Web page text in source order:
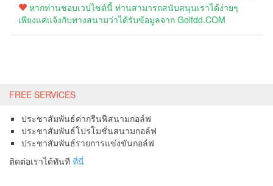
หากท่านชอบเวปไซต์นี้ ท่านสามารถสนับสนุนเราได้ง่ายๆ
เพียงแค่แจ้งกับทางสนามว่าได้รับข้อมูลจาก Golfdd.COM
FREE SERVICES
ประชาสัมพันธ์ค่ากรีนฟีสนามกอล์ฟ
ประชาสัมพันธ์โปรโมชั่นสนามกอล์ฟ
ประชาสัมพันธ์รายการแข่งขันกอล์ฟ
ติดต่อเราได้ทันที ที่นี่